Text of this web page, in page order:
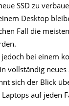
SSD zu
Desktop
Fall die
jedoch bei einem
vollständig neues
sich der Blick
auf jeden